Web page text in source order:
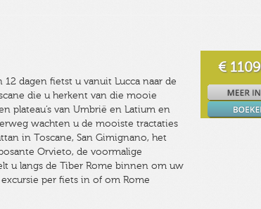
dagen fietst u vanuit Lucca naar de
die u herkent van die mooie
plateau’s van Umbrië en Latium en
wachten u de mooiste tractaties
in Toscane, San Gimignano, het
Orvieto, de voormalige
u langs de Tiber Rome binnen om uw
per fiets in of om Rome
€ 1109